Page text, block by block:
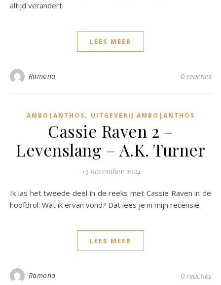
altijd verandert.
LEES MEER
Ramona 0 reacties
AMBO|ANTHOS, UITGEVERIJ AMBO|ANTHOS
Cassie Raven 2 –
Levenslang – A.K. Turner
13 november 2024
Ik las het tweede deel in de reeks met Cassie Raven in de
hoofdrol. Wat ik ervan vond? Dat lees je in mijn recensie.
LEES MEER
Ramona 0 reacties